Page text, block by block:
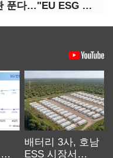
중부발전, 중기 해외진출 난관 푼다…"EU ESG 실사 공동 대응"
배터리 3사, 호남
ESS 시장서